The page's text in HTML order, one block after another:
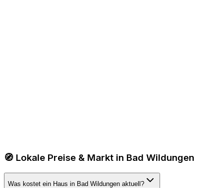
🧭 Lokale Preise & Markt in Bad Wildungen
Was kostet ein Haus in Bad Wildungen aktuell?